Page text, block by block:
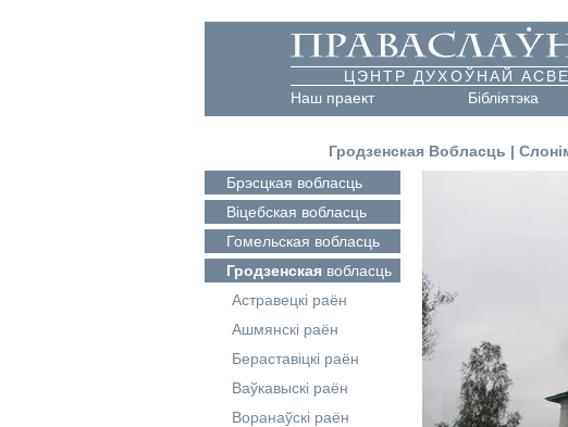
ЦЭНТР ДУХОЎНАЙ
Наш праект
Бібліятэка
Гродзенская Вобласць |
Брэсцкая вобласць
Віцебская вобласць
Гомельская вобласць
Гродзенскаявобласць
Астравецкі раён
Ашмянскі раён
Бераставіцкі раён
Ваўкавыскі раён
Воранаўскі раён